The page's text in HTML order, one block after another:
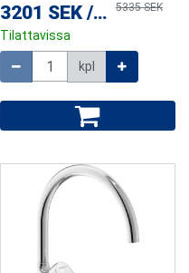
3201 SEK / kpl5335 SEK
Tilattavissa
kpl